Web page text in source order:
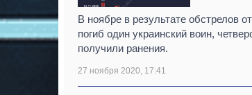
В ноябре в результате обстрелов
погиб один украинский воин,
получили ранения.
27 ноября 2020, 17:41